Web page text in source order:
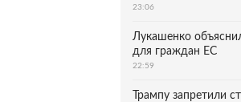
23:06
Лукашенко
для граждан ЕС
22:59
Трампу запретили